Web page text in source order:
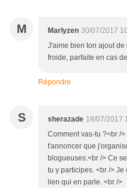
M Marlyzen 30/07/2017
J'aime bien ton ajout
froide, parfaite en cas
Répondre
S sherazade 18/07/2017
Comment vas-tu ?<br /
t'annoncer que
blogueuses.<br /> Ce
tu y participes. <br /> Je
lien qui en parle. <br />